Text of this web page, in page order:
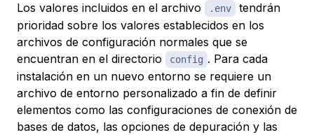
Los valores incluidos en el archivo .env
tendrán
prioridad sobre los valores establecidos en los
archivos de configuración normales que se
encuentran en el directorio
config . Para cada
instalación en un nuevo entorno se requiere un
archivo de entorno personalizado a fin de definir
elementos como las configuraciones de conexión de
bases de datos, las opciones de depuración y las